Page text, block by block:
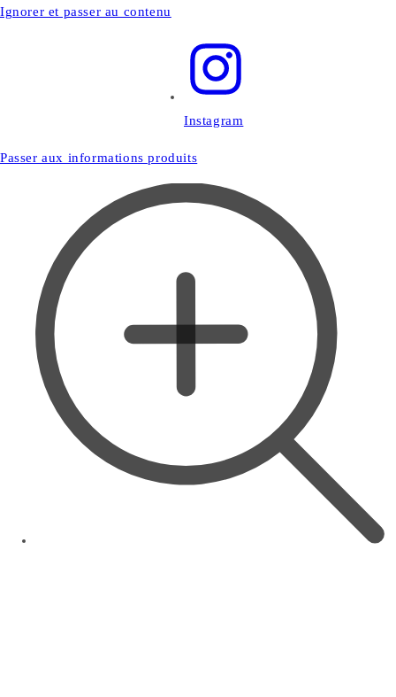
Ignorer et passer au contenu
Instagram
Passer aux informations produits